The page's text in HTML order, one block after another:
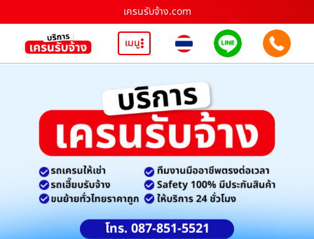
เครนรับจ้าง.com
เมนู
โทร. 087-851-5521